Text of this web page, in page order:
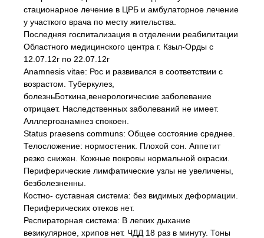
стационарное лечение в ЦРБ и амбулаторное лечение
у участкого врача по месту жительства.
Последняя госпитализация в отделении реабилитации
Областного медицинского центра г. Кзыл-Орды с
12.07.12г по 22.07.12г
Anamnesis vitae: Рос и развивался в соответствии с
возрастом. Туберкулез,
болезньБоткина,венерологические заболевание
отрицает. Наследственных заболеваний не имеет.
Алллергоанамнез спокоен.
Stаtus praesens communs: Общее состояние среднее.
Телосложение: нормостеник. Плохой сон. Аппетит
резко снижен. Кожные покровы нормальной окраски.
Периферические лимфатические узлы не увеличены,
безболезненны.
Костно- суставная система: без видимых деформации.
Периферических отеков нет.
Респираторная система: В легких дыхание
везикулярное, хрипов нет. ЧДД 18 раз в минуту. Тоны